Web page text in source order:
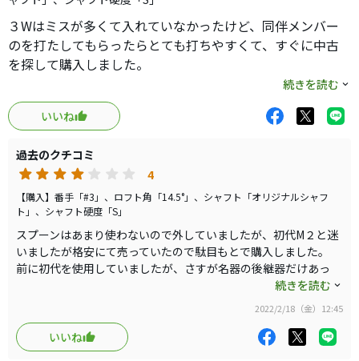
３Wはミスが多くて入れていなかったけど、同伴メンバー
のを打たしてもらったらとても打ちやすくて、すぐに中古
を探して購入しました。
とにかく芝から打つのが優しいです。飛距離は最新のもの
には敵いませんが、方向性がいいので２２０Y以上残ったセ
カンドでは活躍しそうです。小顔ですがスプーンの割には
ますが、なかなかありません。中古でいい物があれば5,000
円位なので即買いしたほうがいいです。純正シャフトも癖
がなく降りやすくていいです。HSが早い方には少し物足り
ないのでツアーシャフトの方がいいかと思います。
続きを読む
いいね
過去のクチコミ
4
【購入】番手「#3」、ロフト角「14.5°」、シャフト「オリジナルシャフ
ト」、シャフト硬度「S」
スプーンはあまり使わないので外していましたが、初代M２と迷
いましたが格安にて売っていたので駄目もとで購入しました。
前に初代を使用していましたが、さすが名器の後継器だけあっ
て、すべてにちょうどいい感じです。最新のモデルに比べたら飛
びませんが、打感や球の上がりやすさは負けていませんね。純正
シャフトも癖がなく、適度なしなりで振りやすいです。
軽いドローでおよそ２１０〜２２０Y位は飛ぶので、狭いホール
のティショットやパー５のセカンドで使ってみようと思います。
続きを読む
2022/2/18（金）12:45
いいね